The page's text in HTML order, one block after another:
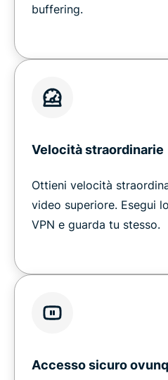
buffering.
Velocità straordinarie
Ottieni velocità
video superiore. Esegui
VPN e guarda tu stesso.
Accesso sicuro